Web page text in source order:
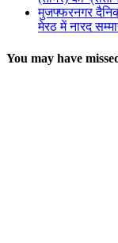
मुजफ्फरनगर
मेरठ में नारद
You may have